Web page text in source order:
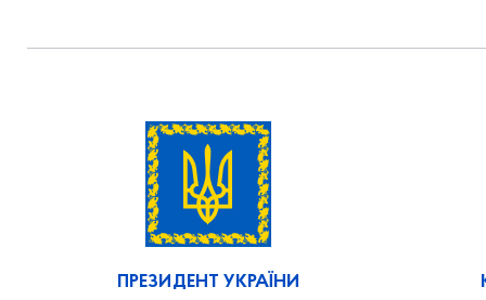
ПРЕЗИДЕНТ УКРАЇНИ